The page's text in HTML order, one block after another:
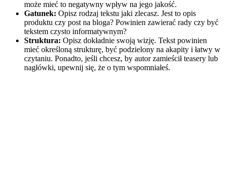
może mieć to negatywny wpływ na jego jakość.
Gatunek: Opisz rodzaj tekstu jaki zlecasz. Jest to opis
produktu czy post na bloga? Powinien zawierać rady czy być
tekstem czysto informatywnym?
Struktura: Opisz dokładnie swoją wizję. Tekst powinien
mieć określoną strukturę, być podzielony na akapity i łatwy w
czytaniu. Ponadto, jeśli chcesz, by autor zamieścił teasery lub
nagłówki, upewnij się, że o tym wspomniałeś.